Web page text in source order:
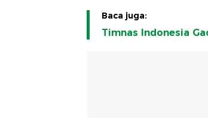
Baca juga:
Timnas Indonesia